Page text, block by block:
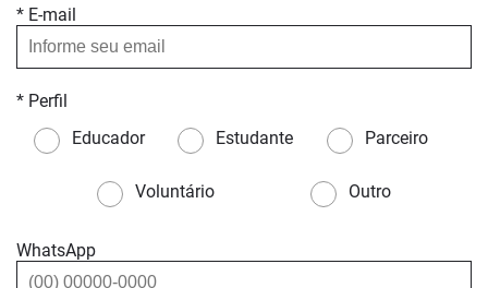
* E-mail
* Perfil
Educador
Estudante Parceiro
Voluntário Outro
WhatsApp